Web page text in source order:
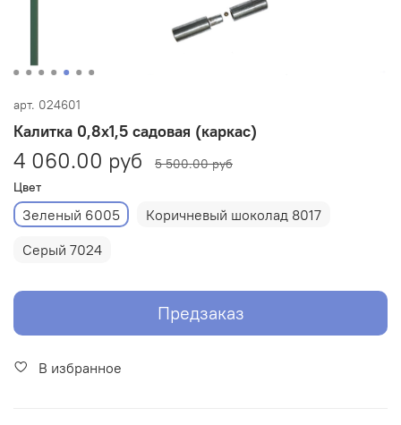
арт. 024601
Калитка 0,8х1,5 садовая (каркас)
4 060.00 руб
5 500.00 руб
Цвет
Зеленый 6005
Коричневый шоколад 8017
Серый 7024
Предзаказ
В избранное